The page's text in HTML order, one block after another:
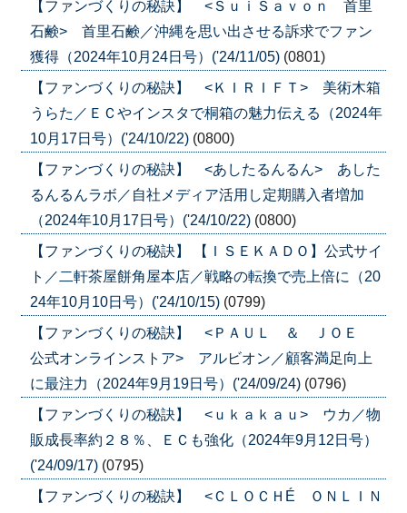
【ファンづくりの秘訣】 <ＳｕｉＳａｖｏｎ 首里
石鹸> 首里石鹸／沖縄を思い出させる訴求でファン
獲得（2024年10月24日号）('24/11/05) (0801)
【ファンづくりの秘訣】 <ＫＩＲＩＦＴ> 美術木箱
うらた／ＥＣやインスタで桐箱の魅力伝える（2024年
10月17日号）('24/10/22) (0800)
【ファンづくりの秘訣】 <あしたるんるん> あした
るんるんラボ／自社メディア活用し定期購入者増加
（2024年10月17日号）('24/10/22) (0800)
【ファンづくりの秘訣】 【ＩＳＥＫＡＤＯ】公式サイ
ト／二軒茶屋餅角屋本店／戦略の転換で売上倍に（20
24年10月10日号）('24/10/15) (0799)
【ファンづくりの秘訣】 <ＰＡＵＬ ＆ ＪＯＥ
公式オンラインストア> アルビオン／顧客満足向上
に最注力（2024年9月19日号）('24/09/24) (0796)
【ファンづくりの秘訣】 <ｕｋａｋａｕ> ウカ／物
販成長率約２８％、ＥＣも強化（2024年9月12日号）
('24/09/17) (0795)
【ファンづくりの秘訣】 <ＣＬＯＣＨÉ ＯＮＬＩＮ